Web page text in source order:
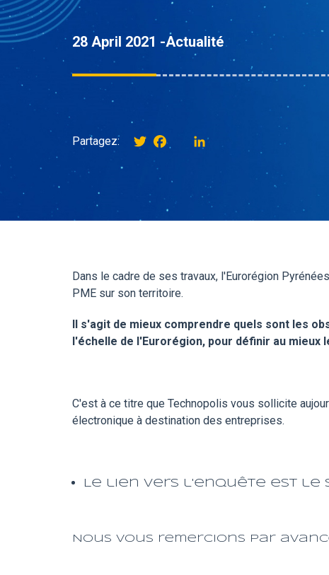
28 April 2021 -Actualité
Partagez: TwitterFacebookinstagram
LinkedIn
Dans le cadre de ses travaux, l'Eurorégion
PME sur son territoire.
Il s'agit de mieux comprendre quels sont les
l'échelle de l'Eurorégion, pour définir au
C'est à ce titre que Technopolis vous sollicite
électronique à destination des entreprises.
Le lien vers l'enquête est le
Nous vous remercions par